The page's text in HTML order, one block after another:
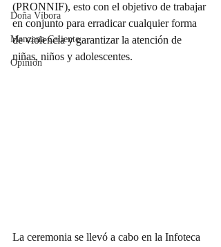
Doña Víbora
Manzana Caliente
Opinión
(PRONNIF), esto con el objetivo de trabajar
en conjunto para erradicar cualquier forma
de violencia y garantizar la atención de
niñas, niños y adolescentes.
La ceremonia se llevó a cabo en la Infoteca